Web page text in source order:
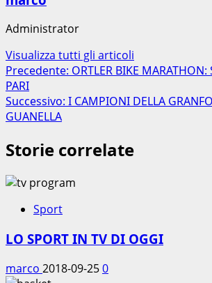
Administrator
Visualizza tutti gli articoli
Navigazione
articolo
Precedente: ORTLER BIKE MARATHON:
PARI
Successivo: I CAMPIONI DELLA
GUANELLA
Storie correlate
Sport
LO SPORT IN TV DI OGGI
marco 2018-09-250